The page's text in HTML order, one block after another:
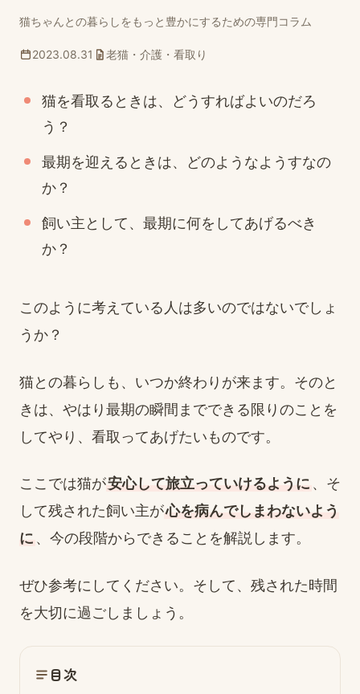
猫ちゃんとの暮らしをもっと豊かにするための専門コラム
2023.08.31 老猫・介護・看取り
猫を看取るときは、どうすればよいのだろ
う？
最期を迎えるときは、どのようなようすなの
か？
飼い主として、最期に何をしてあげるべき
か？
このように考えている人は多いのではないでしょ
うか？
猫との暮らしも、いつか終わりが来ます。そのと
きは、やはり最期の瞬間までできる限りのことを
してやり、看取ってあげたいものです。
ここでは猫が安心して旅立っていけるように 、そ
して残された飼い主が心を病んでしまわないよう
に 、今の段階からできることを解説します。
ぜひ参考にしてください。そして、残された時間
を大切に過ごしましょう。
目次